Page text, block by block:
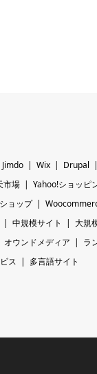
Jimdo Wix Drupal
市場 Yahoo!ショッピ
ョップ
中規模サイト 大規
オウンドメディア ラ
ス 多言語サイト